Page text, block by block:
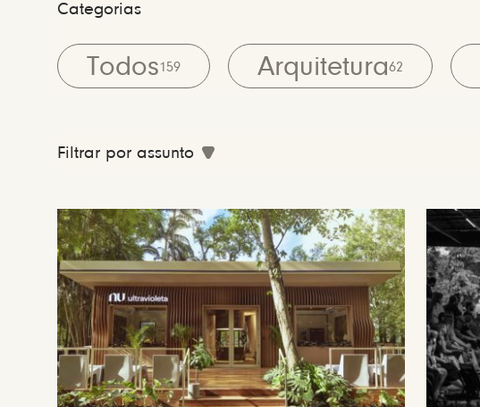
Categorias
Todos159 Arquitetura62
Filtrar por assunto